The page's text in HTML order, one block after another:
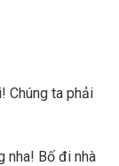
Chúng ta phải
nha! Bố đi nhà